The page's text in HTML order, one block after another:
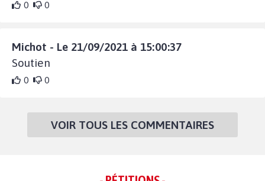
0 0
Michot - Le 21/09/2021 à 15:00:37
Soutien
0 0
VOIR TOUS LES COMMENTAIRES